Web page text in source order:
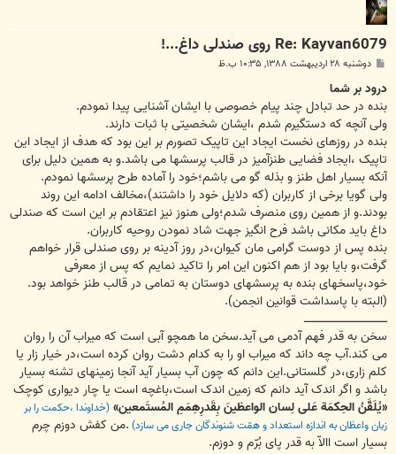
Re: Kayvan6079 روی صندلی داغ...!
پ
ت
دوشنبه ۲۸ اردیبهشت ۱۳۸۸, ۱۰:۳۵ ب.ظ
درود بر شما
بنده در حد تبادل چند پیام خصوصی با ایشان آشنایی پیدا نمودم.
ولی آنچه که دستگیرم شدم ،ایشان شخصیتی با ثبات دارند.
بنده در روزهای نخست ایجاد این تاپیک تصورم بر این بود که هدف از ایجاد این
تاپیک ،ایجاد فضایی طنزآمیز در قالب پرسشها می باشد.و به همین دلیل برای
آنکه بسیار اهل طنز و بذله گو می باشم؛خود را آماده طرح پرسشها نمودم.
ولی گویا برخی از کاربران (که دلایل خود را داشتند)،مخالف ادامه این روند
بودند.و از همین روی منصرف شدم؛ولی هنوز نیز اعتقادم بر این است که صندلی
داغ باید مکانی باشد فرح انگیز جهت شاد نمودن روحیه کاربران.
بنده پس از دوست گرامی مان کیوان،در روز آدینه بر روی صندلی قرار خواهم
گرفت،و بایا بود از هم اکنون این امر را تاکید نمایم که پس از معرفی
خود،پاسخهای بنده به پرسشهای دوستان به تمامی در قالب طنز خواهد بود.
(البته با پاسداشت قوانین انجمن).
ـــــــــــــــــــــــــــــــــــــــــــــــ
سخن به قدر فهم آدمی می آید.سخن ما همچو آبی است که میراب آن را روان
می کند.آب چه داند که میراب او را به کدام دشت روان کرده است،در خیار زار یا
کلم زاری،در گلستانی.این دانم که چون آب بسیار آید آنجا زمینهای تشنه بسیار
باشد و اگر اندک آید دانم که زمین اندک است،باغچه است یا چار دیواری کوچک
«یُلَقَّنُ الحِکمَة عَلی لِسان الواعظینَ بِقَدرِهِمَمِ المُستَمعین» (خداوندا ،حکمت را بر
زبان واعظان به اندازه استعداد و همّت شنوندگان جاری می سازد).من کفش دوزم چرم
بسیار است االاّ به قدر پای بُرّم و دوزم.